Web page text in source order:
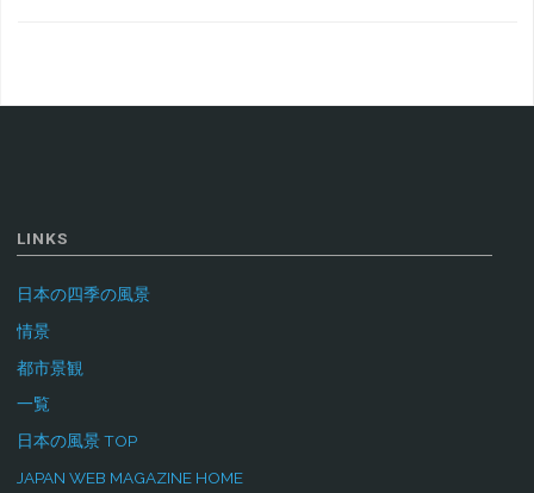
LINKS
日本の四季の風景
情景
都市景観
一覧
日本の風景 TOP
JAPAN WEB MAGAZINE HOME